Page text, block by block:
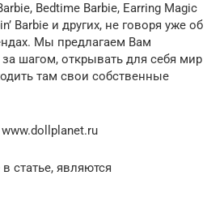
Bedtime Barbie, Earring Magic
Barbie и других, не говоря уже об
Мы предлагаем Вам
шагом, открывать для себя мир
там свои собственные
статье, являются